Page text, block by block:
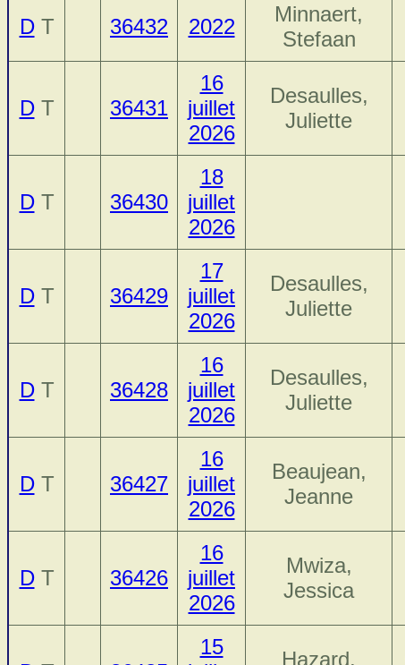
DT 36432 2022
Minnaert,
Stefaan
DT 36431
16
juillet
2026
Desaulles,
Juliette
DT 36430
18
juillet
2026
DT 36429
17
juillet
2026
Desaulles,
Juliette
DT 36428
16
juillet
2026
Desaulles,
Juliette
DT 36427
16
juillet
2026
Beaujean,
Jeanne
DT 36426
16
juillet
2026
Mwiza,
Jessica
15
Hazard,